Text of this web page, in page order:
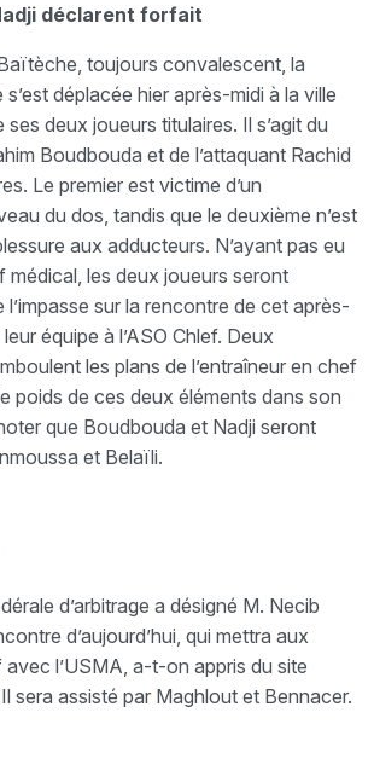
déclarent forfait
toujours convalescent, la
déplacée hier après-midi à la ville
deux joueurs titulaires. Il s’agit du
Boudbouda et de l’attaquant Rachid
Le premier est victime d’un
du dos, tandis que le deuxième n’est
aux adducteurs. N’ayant pas eu
médical, les deux joueurs seront
sur la rencontre de cet après-
équipe à l’ASO Chlef. Deux
les plans de l’entraîneur en chef
poids de ces deux éléments dans son
que Boudbouda et Nadji seront
et Belaïli.
d’arbitrage a désigné M. Necib
d’aujourd’hui, qui mettra aux
avec l’USMA, a-t-on appris du site
sera assisté par Maghlout et Bennacer.